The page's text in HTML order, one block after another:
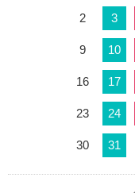
2 3
9 10
16 17
23 24
30 31